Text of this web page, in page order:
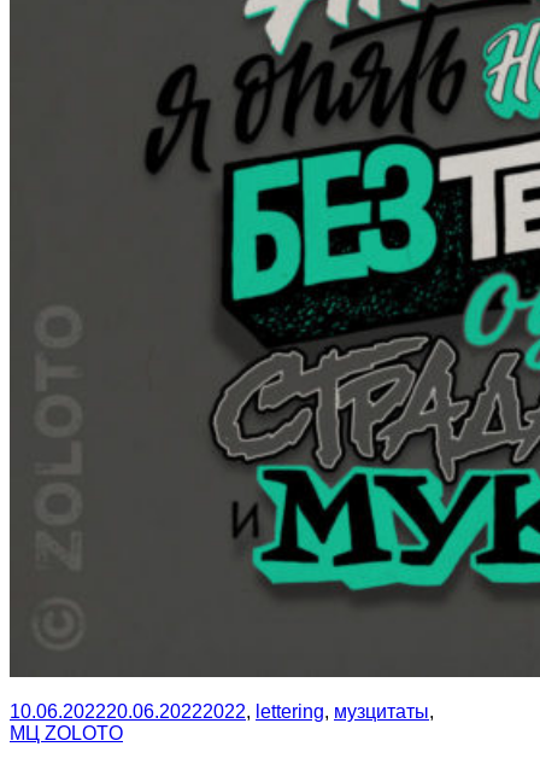
10.06.202220.06.20222022, lettering, музцитаты,
МЦ ZOLOTO